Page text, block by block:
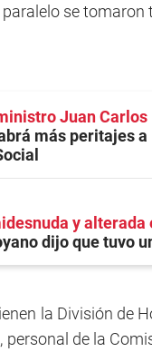
se tomaron
Juan Carlos
más peritajes
y alterada
dijo que tuvo
la División de
de la